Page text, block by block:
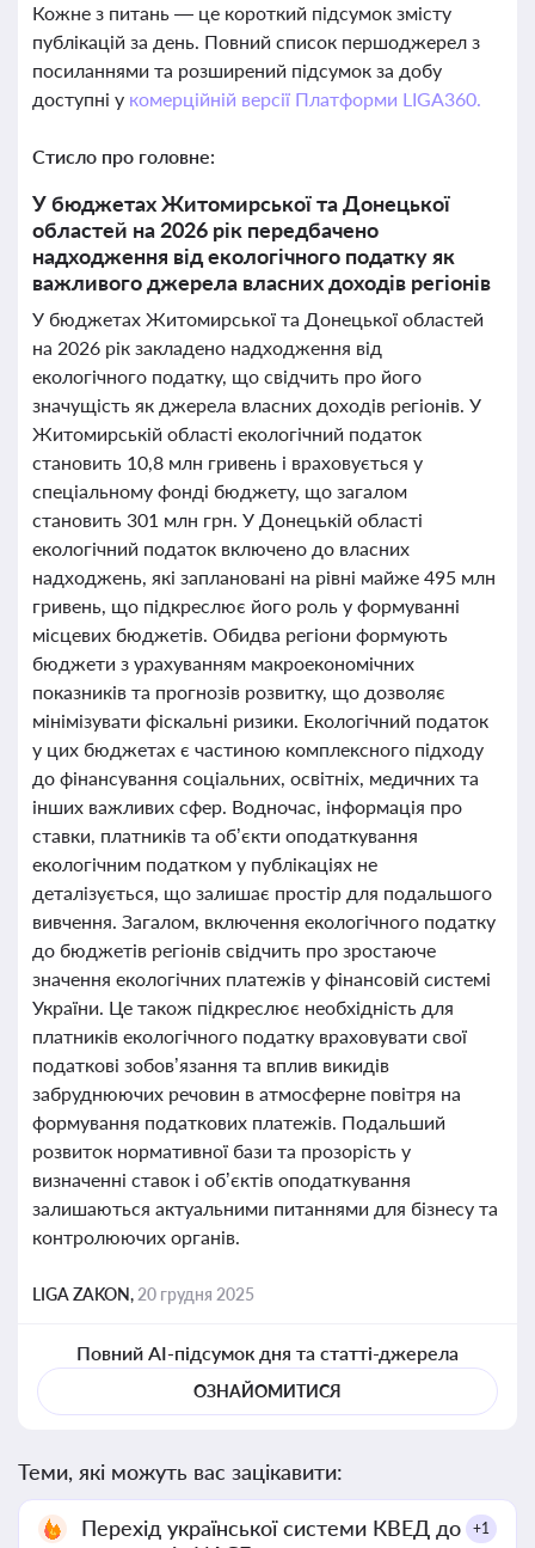
Кожне з питань — це короткий підсумок змісту
публікацій за день. Повний список першоджерел з
посиланнями та розширений підсумок за добу
доступні у комерційній версії Платформи LIGA360.
Стисло про головне:
У бюджетах Житомирської та Донецької
областей на 2026 рік передбачено
надходження від екологічного податку як
важливого джерела власних доходів регіонів
У бюджетах Житомирської та Донецької областей
на 2026 рік закладено надходження від
екологічного податку, що свідчить про його
значущість як джерела власних доходів регіонів. У
Житомирській області екологічний податок
становить 10,8 млн гривень і враховується у
спеціальному фонді бюджету, що загалом
становить 301 млн грн. У Донецькій області
екологічний податок включено до власних
надходжень, які заплановані на рівні майже 495 млн
гривень, що підкреслює його роль у формуванні
місцевих бюджетів. Обидва регіони формують
бюджети з урахуванням макроекономічних
показників та прогнозів розвитку, що дозволяє
мінімізувати фіскальні ризики. Екологічний податок
у цих бюджетах є частиною комплексного підходу
до фінансування соціальних, освітніх, медичних та
інших важливих сфер. Водночас, інформація про
ставки, платників та об’єкти оподаткування
екологічним податком у публікаціях не
деталізується, що залишає простір для подальшого
вивчення. Загалом, включення екологічного податку
до бюджетів регіонів свідчить про зростаюче
значення екологічних платежів у фінансовій системі
України. Це також підкреслює необхідність для
платників екологічного податку враховувати свої
податкові зобов’язання та вплив викидів
забруднюючих речовин в атмосферне повітря на
формування податкових платежів. Подальший
розвиток нормативної бази та прозорість у
визначенні ставок і об’єктів оподаткування
залишаються актуальними питаннями для бізнесу та
контролюючих органів.
LIGA ZAKON, 20 грудня 2025
Повний AI-підсумок дня та статті-джерела
ОЗНАЙОМИТИСЯ
Теми, які можуть вас зацікавити:
Перехід української системи КВЕД до
+1